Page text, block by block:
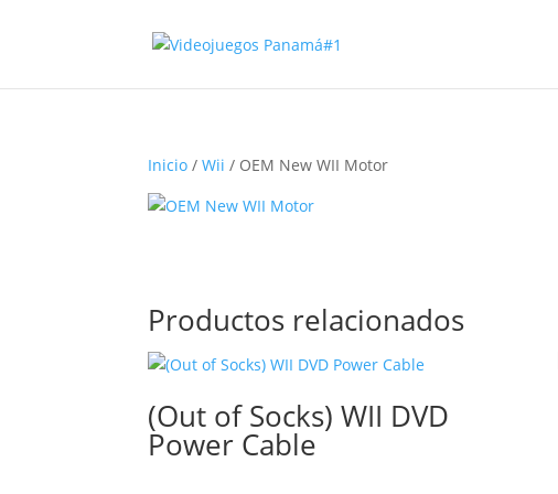
Inicio /Wii / OEM New WII Motor
Productos relacionados
(Out of Socks) WII DVD
Power Cable